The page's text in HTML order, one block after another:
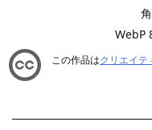
WebP
この作品はクリエイテ